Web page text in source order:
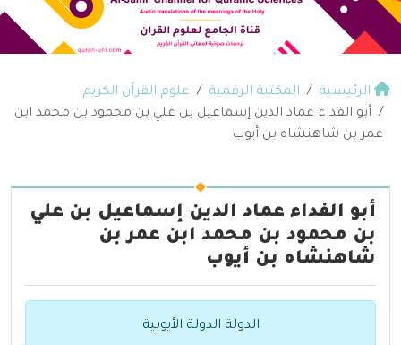
الرئيسية المكتبة الرقمية
علوم القرآن الكريم
أبو الفداء عماد الدين إسماعيل بن علي بن محمود بن محمد ابن
عمر بن شاهنشاه بن أيوب
أبو الفداء عماد الدين إسماعيل بن علي
بن محمود بن محمد ابن عمر بن
شاهنشاه بن أيوب
الدولة الدولة الأيوبية